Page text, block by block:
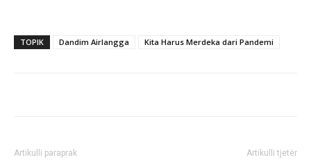
TOPIK Dandim Airlangga Kita Harus Merdeka dari Pandemi
Artikulli paraprak Artikulli tjetër